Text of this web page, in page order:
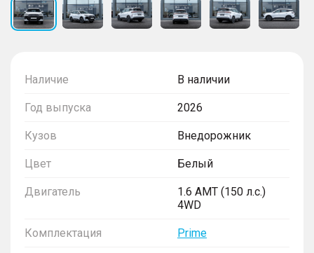
Наличие В наличии
Год выпуска 2026
Кузов Внедорожник
Цвет Белый
Двигатель
1.6 AMT (150 л.с.)
4WD
Комплектация Prime